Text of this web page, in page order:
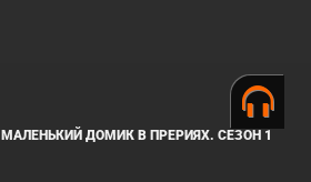
МАЛЕНЬКИЙ ДОМИК В ПРЕРИЯХ. СЕЗОН 1